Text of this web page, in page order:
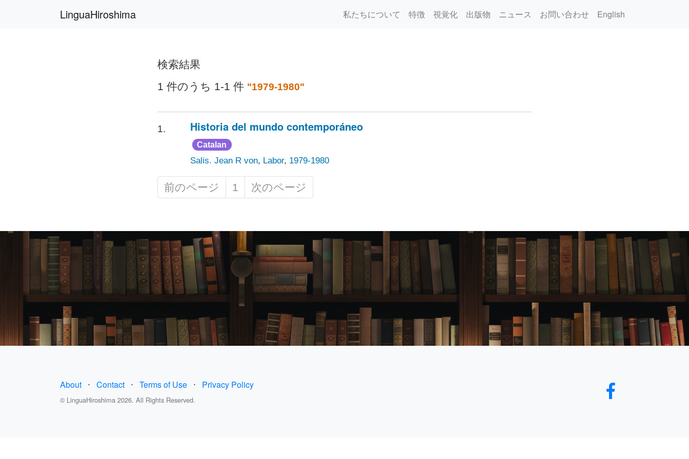
LinguaHiroshima 私たちについて 特徴 視覚化 出版物 ニュース お問い合わせ English
検索結果
1 件のうち 1-1 件 "1979-1980"
1. Historia del mundo contemporáneo
Catalan
Salis. Jean R von, Labor, 1979-1980
前のページ 1 次のページ
About ⋅ Contact ⋅ Terms of Use ⋅ Privacy Policy
© LinguaHiroshima 2026. All Rights Reserved.